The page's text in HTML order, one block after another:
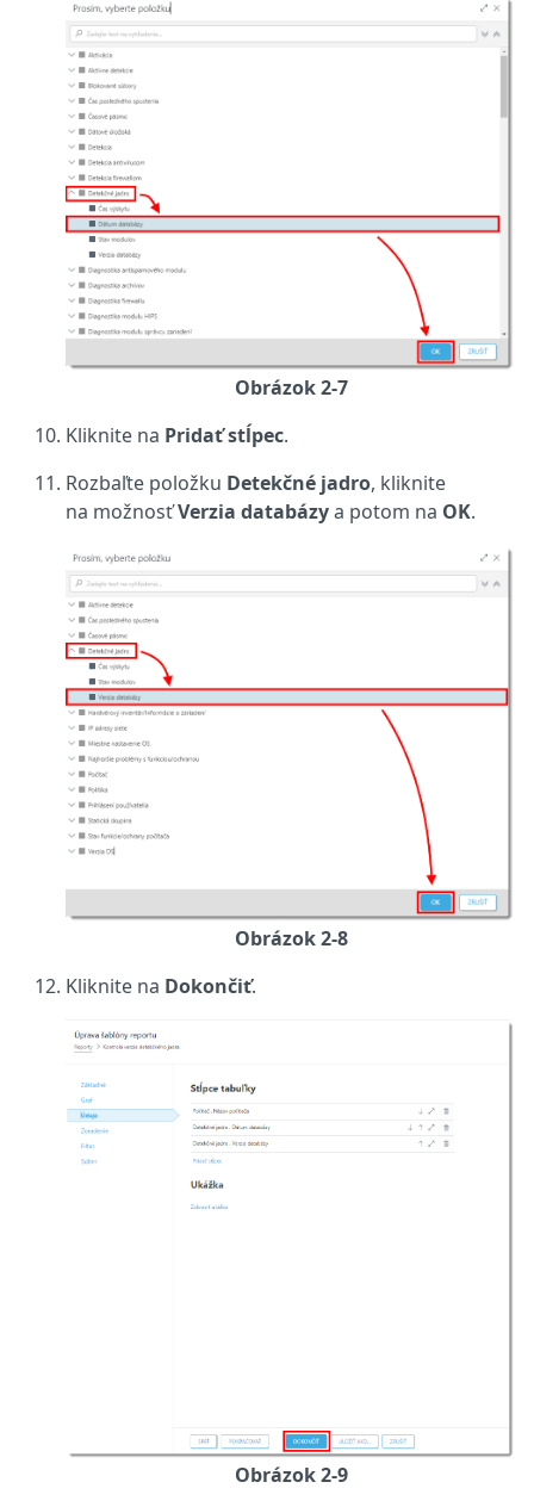
Obrázok 2-7
Kliknite na Pridať stĺpec.
Rozbaľte položku Detekčné jadro, kliknite
na možnosťVerzia databázya potom na OK.
Obrázok 2-8
Kliknite na Dokončiť.
Obrázok 2-9